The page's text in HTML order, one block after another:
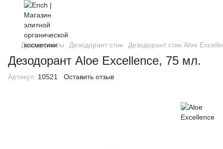
Дезодоранты Дезодорант стик Дезодорант стик Aloe
Дезодорант Aloe Excellence, 75 мл.
Артикул: 10521 Оставить отзыв